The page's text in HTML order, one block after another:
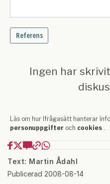
Text: Martin Ådahl
Publicerad 2008-08-14